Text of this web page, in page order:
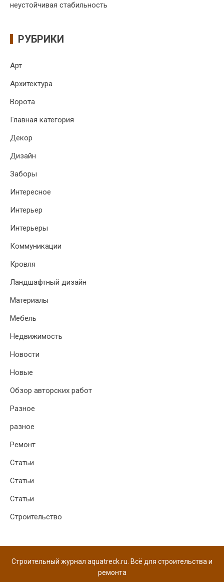
неустойчивая стабильность
РУБРИКИ
Арт
Архитектура
Ворота
Главная категория
Декор
Дизайн
Заборы
Интересное
Интерьер
Интерьеры
Коммуникации
Кровля
Ландшафтный дизайн
Материалы
Мебель
Недвижимость
Новости
Новые
Обзор авторских работ
Разное
разное
Ремонт
Статьи
Статьи
Статьи
Строительство
Строительный журнал aquatreck.ru. Всё для строительства и
ремонта